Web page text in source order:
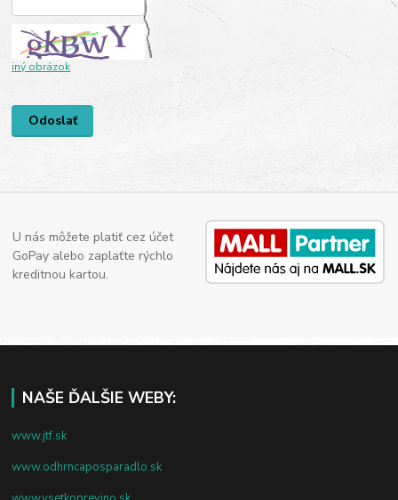
iný obrázok
U nás môžete platiť cez účet
GoPay alebo zaplaťte rýchlo
kreditnou kartou.
NAŠE ĎALŠIE WEBY:
www.jtf.sk
www.odhrncaposparadlo.sk